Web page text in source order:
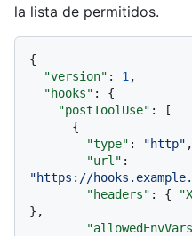
la lista de permitidos.
{
"version" : 1 ,
"hooks" :
{
"postToolUse" :
[
{
"type" : "http" ,
"url" :
"https://
"headers" : {
} ,